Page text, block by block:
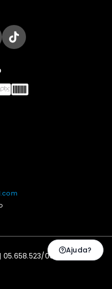
05.658.523/0001-43
Ajuda?